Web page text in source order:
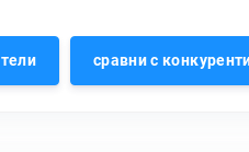
сравни с